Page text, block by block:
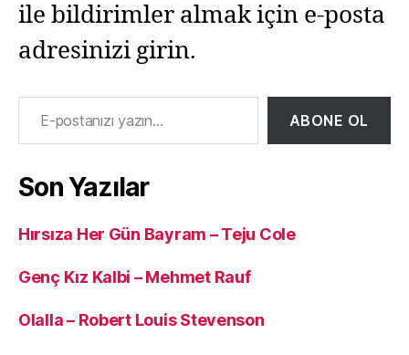
ile bildirimler almak için e-posta
adresinizi girin.
E-postanızı yazın…
ABONE OL
Son Yazılar
Hırsıza Her Gün Bayram – Teju Cole
Genç Kız Kalbi – Mehmet Rauf
Olalla – Robert Louis Stevenson